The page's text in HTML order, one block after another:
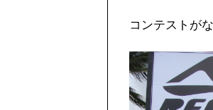
コンテストが